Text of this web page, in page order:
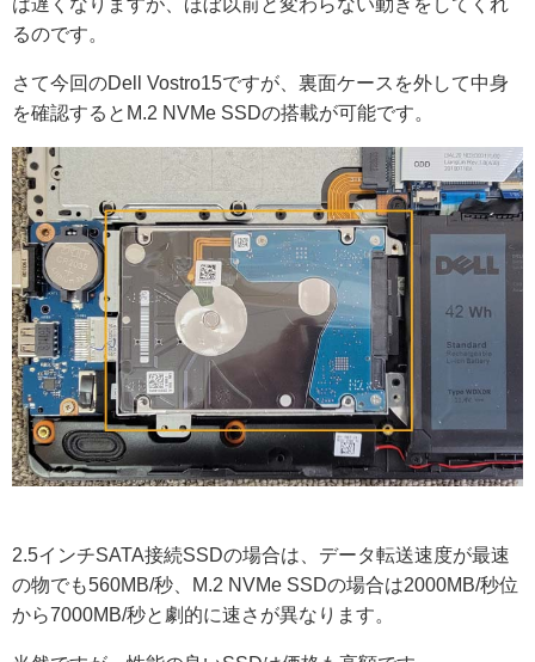
るのです。
さて今回のDell Vostro15ですが、裏面ケースを外して中身
を確認するとM.2 NVMe SSDの搭載が可能です。
2.5インチSATA接続SSDの場合は、データ転送速度が最速
の物でも560MB/秒、M.2 NVMe SSDの場合は2000MB/秒位
から7000MB/秒と劇的に速さが異なります。